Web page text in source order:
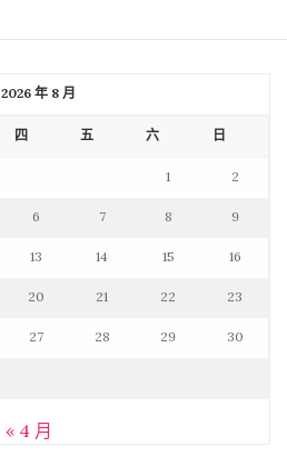
2026 年 8 月
四 五 六 日
1 2
6 7 8 9
13 14 15 16
20 21 22 23
27 28 29 30
« 4 月